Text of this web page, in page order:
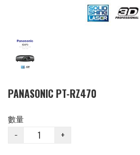
PANASONIC PT-RZ470
數量
−
+